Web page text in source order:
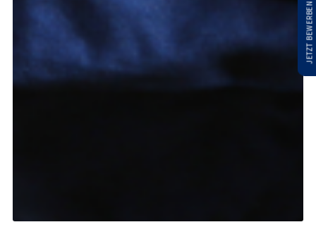
JETZT BEWERBEN